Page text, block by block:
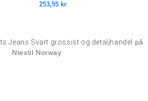
253,55 kr
Jeans Svart grossist og detaljhandel
på
Ntextil Norway